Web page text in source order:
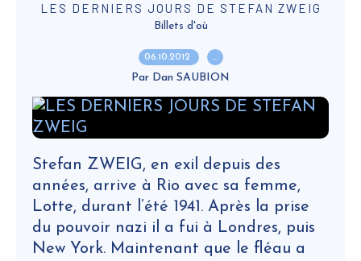
LES DERNIERS JOURS DE STEFAN ZWEIG
Billets d'où
06.10.2012 …
Par Dan SAUBION
Stefan ZWEIG, en exil depuis des
années, arrive à Rio avec sa femme,
Lotte, durant l’été 1941. Après la prise
du pouvoir nazi il a fui à Londres, puis
New York. Maintenant que le fléau a